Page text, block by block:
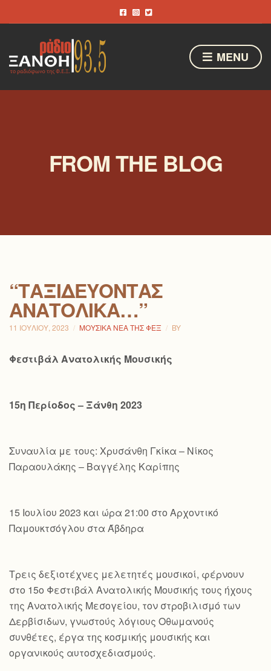
MENU
FROM THE BLOG
“ΤΑΞΙΔΕΎΟΝΤΑΣ
ΑΝΑΤΟΛΙΚΆ…”
11 ΙΟΥΛΊΟΥ, 2023 ΜΟΥΣΙΚΆ ΝΈΑ ΤΗΣ ΦΕΞ BY
Φεστιβάλ Ανατολικής Μουσικής
15η Περίοδος – Ξάνθη 2023
Συναυλία με τους: Χρυσάνθη Γκίκα – Νίκος
Παραουλάκης – Βαγγέλης Καρίπης
15 Ιουλίου 2023 και ώρα 21:00 στο Αρχοντικό
Παμουκτσόγλου στα Άβδηρα
Τρεις δεξιοτέχνες μελετητές μουσικοί, φέρνουν
στο 15ο Φεστιβάλ Ανατολικής Μουσικής τους ήχους
της Ανατολικής Μεσογείου, τον στροβιλισμό των
Δερβίσιδων, γνωστούς λόγιους Οθωμανούς
συνθέτες, έργα της κοσμικής μουσικής και
οργανικούς αυτοσχεδιασμούς.